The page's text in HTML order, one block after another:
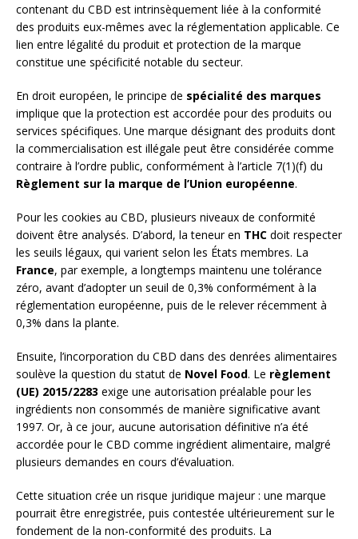
contenant du CBD est intrinsèquement liée à la conformité
des produits eux-mêmes avec la réglementation applicable. Ce
lien entre légalité du produit et protection de la marque
constitue une spécificité notable du secteur.
En droit européen, le principe de spécialité des marques
implique que la protection est accordée pour des produits ou
services spécifiques. Une marque désignant des produits dont
la commercialisation est illégale peut être considérée comme
contraire à l’ordre public, conformément à l’article 7(1)(f) du
Règlement sur la marque de l’Union européenne.
Pour les cookies au CBD, plusieurs niveaux de conformité
doivent être analysés. D’abord, la teneur en THC doit respecter
les seuils légaux, qui varient selon les États membres. La
France, par exemple, a longtemps maintenu une tolérance
zéro, avant d’adopter un seuil de 0,3% conformément à la
réglementation européenne, puis de le relever récemment à
0,3% dans la plante.
Ensuite, l’incorporation du CBD dans des denrées alimentaires
soulève la question du statut de Novel Food. Le règlement
(UE) 2015/2283 exige une autorisation préalable pour les
ingrédients non consommés de manière significative avant
1997. Or, à ce jour, aucune autorisation définitive n’a été
accordée pour le CBD comme ingrédient alimentaire, malgré
plusieurs demandes en cours d’évaluation.
Cette situation crée un risque juridique majeur : une marque
pourrait être enregistrée, puis contestée ultérieurement sur le
fondement de la non-conformité des produits. La